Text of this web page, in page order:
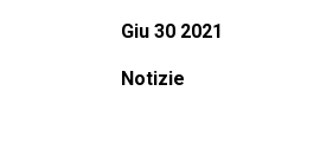
Giu 30 2021
Notizie